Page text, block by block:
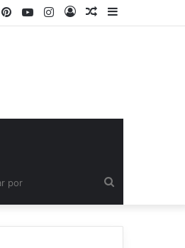
Barra
Artigo
Entrar
Instagram
YouTube
Pinterest
por